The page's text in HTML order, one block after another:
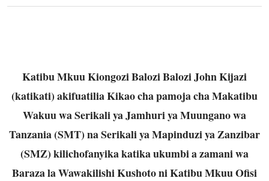
Katibu Mkuu Kiongozi Balozi Balozi John Kijazi
(katikati) akifuatilia Kikao cha pamoja cha Makatibu
Wakuu wa Serikali ya Jamhuri ya Muungano wa
Tanzania (SMT) na Serikali ya Mapinduzi ya Zanzibar
(SMZ) kilichofanyika katika ukumbi a zamani wa
Baraza la Wawakilishi Kushoto ni Katibu Mkuu Ofisi